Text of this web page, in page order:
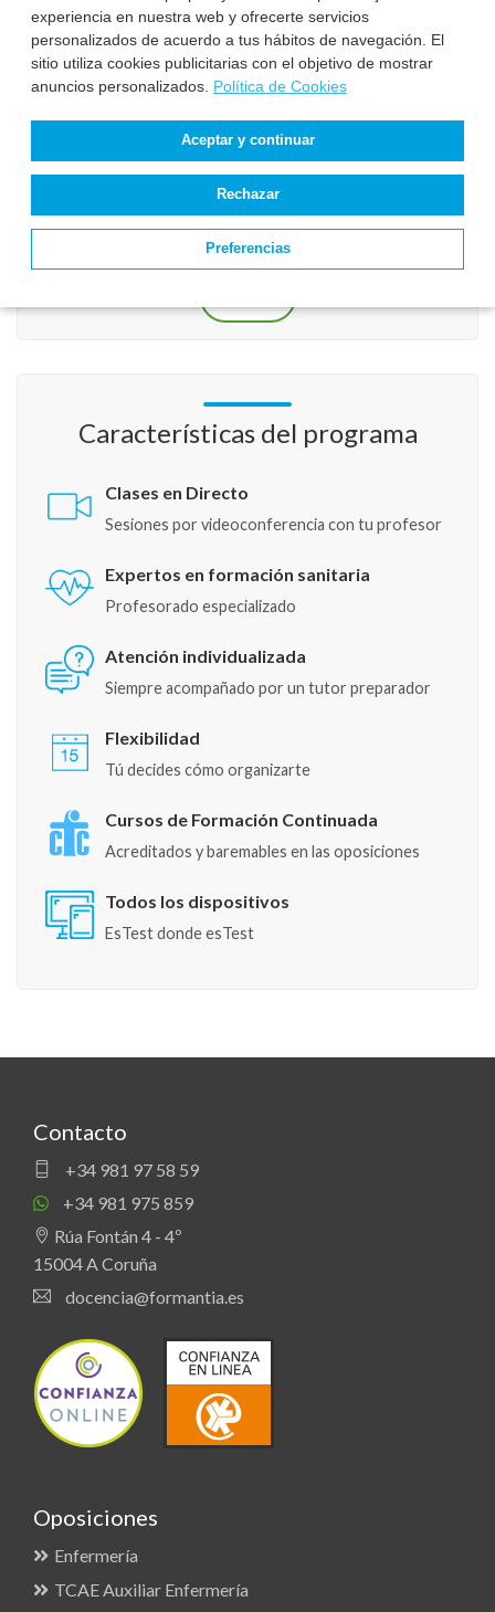
experiencia en nuestra web y ofrecerte servicios
personalizados de acuerdo a tus hábitos de navegación. El
sitio utiliza cookies publicitarias con el objetivo de mostrar
anuncios personalizados. Política de Cookies
Aceptar y continuar
Rechazar
Preferencias
Acepto la Política de Privacidad.
Acepto el tratamiento de mis datos para recibir respuesta a mi
Características del programa
Clases en Directo
Sesiones por videoconferencia con tu profesor
Expertos en formación sanitaria
Profesorado especializado
Atención individualizada
Siempre acompañado por un tutor preparador
Flexibilidad
Tú decides cómo organizarte
Cursos de Formación Continuada
Acreditados y baremables en las oposiciones
Todos los dispositivos
EsTest donde esTest
Contacto
+34 981 97 58 59
+34 981 975 859
Rúa Fontán 4 - 4º
15004 A Coruña
docencia@formantia.es
Oposiciones
Enfermería
TCAE Auxiliar Enfermería